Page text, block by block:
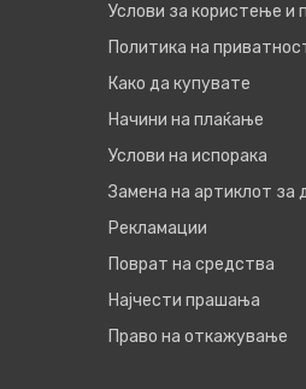
Услови за користење и
Политика на
Како да купувате
Начини на плаќање
Услови на испорака
Замена на артиклот за
Рекламации
Поврат на средства
Најчести прашања
Право на откажување